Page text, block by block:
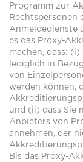
Programm zur
Rechtspersonen
Anmeldedienste
es das Proxy-
machen, dass:
lediglich in
von
werden können,
und (ii) dass Sie
Anbieters von
annehmen, der
Bis das Proxy-